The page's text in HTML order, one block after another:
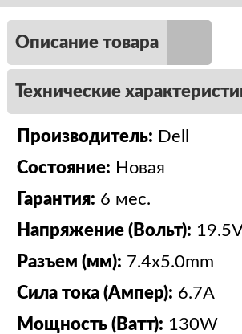
Описание товара
Технические
Производитель: Dell
Состояние: Новая
Гарантия: 6 мес.
Напряжение (Вольт):
Разъем (мм): 7.4x5.0mm
Сила тока (Ампер): 6.7A
Мощность (Ватт): 130W